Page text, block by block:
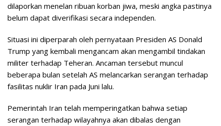
dilaporkan menelan ribuan korban jiwa, meski angka pastinya
belum dapat diverifikasi secara independen.
Situasi ini diperparah oleh pernyataan Presiden AS Donald
Trump yang kembali mengancam akan mengambil tindakan
militer terhadap Teheran. Ancaman tersebut muncul
beberapa bulan setelah AS melancarkan serangan terhadap
fasilitas nuklir Iran pada Juni lalu.
Pemerintah Iran telah memperingatkan bahwa setiap
serangan terhadap wilayahnya akan dibalas dengan